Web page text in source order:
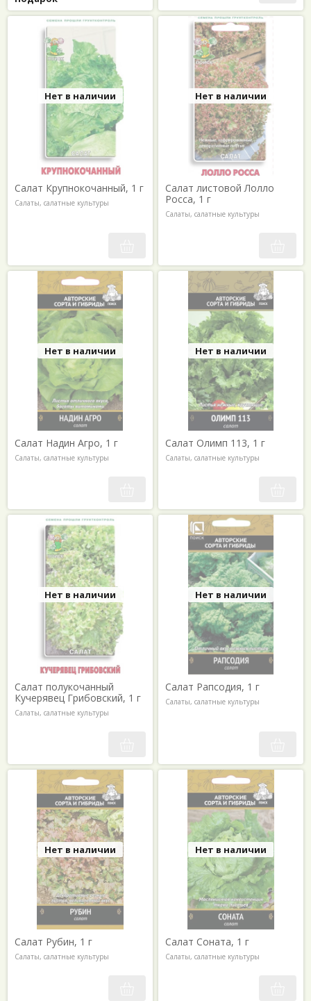
Нет в наличии
Салат Крупнокочанный, 1 г
Салаты, салатные культуры
Нет в наличии
Салат листовой Лолло
Росса, 1 г
Салаты, салатные культуры
Нет в наличии
Салат Надин Агро, 1 г
Салаты, салатные культуры
Нет в наличии
Салат Олимп 113, 1 г
Салаты, салатные культуры
Нет в наличии
Салат полукочанный
Кучерявец Грибовский, 1 г
Салаты, салатные культуры
Нет в наличии
Салат Рапсодия, 1 г
Салаты, салатные культуры
Нет в наличии
Салат Рубин, 1 г
Салаты, салатные культуры
Нет в наличии
Салат Соната, 1 г
Салаты, салатные культуры